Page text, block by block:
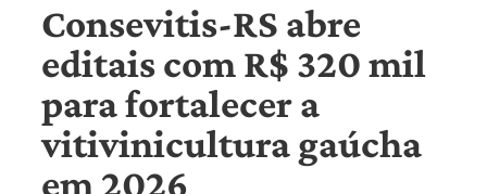
Consevitis-RS abre
editais com R$ 320 mil
para fortalecer a
vitivinicultura gaúcha
em 2026